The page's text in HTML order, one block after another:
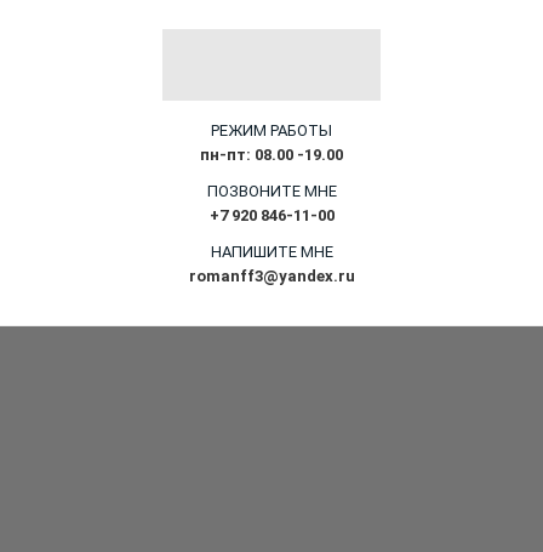
РЕЖИМ РАБОТЫ
пн-пт: 08.00 -19.00
ПОЗВОНИТЕ МНЕ
+7 920 846-11-00
НАПИШИТЕ МНЕ
romanff3@yandex.ru